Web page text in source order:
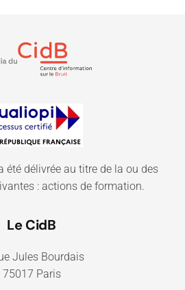
été délivrée au titre de la ou des
: actions de formation.
Le CidB
Jules Bourdais
75017 Paris